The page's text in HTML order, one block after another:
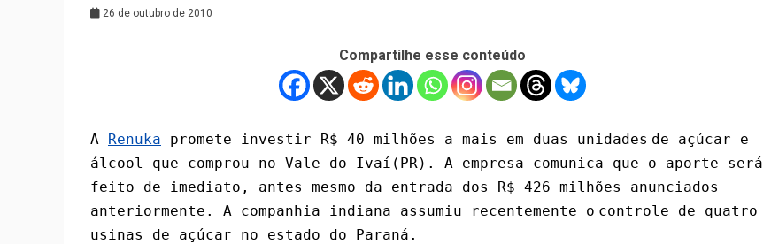
26 de outubro de 2010
Compartilhe esse conteúdo
A Renuka promete investir R$ 40 milhões a mais em duas unidades de açúcar e
álcool que comprou no Vale do Ivaí(PR). A empresa comunica que o aporte será
feito de imediato, antes mesmo da entrada dos R$ 426 milhões anunciados
anteriormente. A companhia indiana assumiu recentemente o controle de quatro
usinas de açúcar no estado do Paraná.